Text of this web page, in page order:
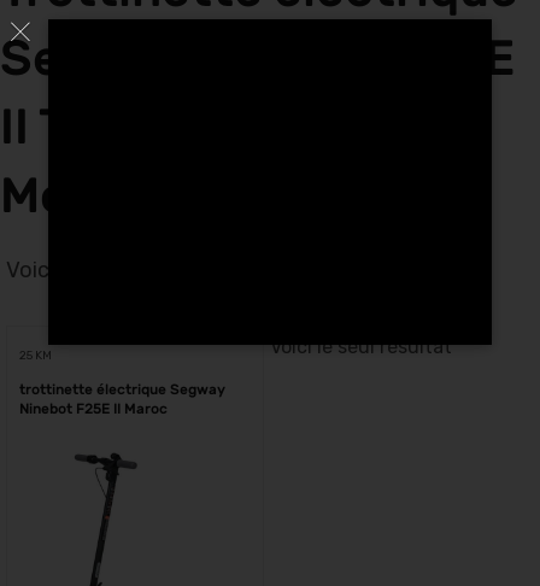
Segway Ninebot F25E
II Tech Hunters à
Mohammedia
Voici le seul résultat
25 KM
trottinette électrique Segway
Ninebot F25E II Maroc
Voici le seul résultat